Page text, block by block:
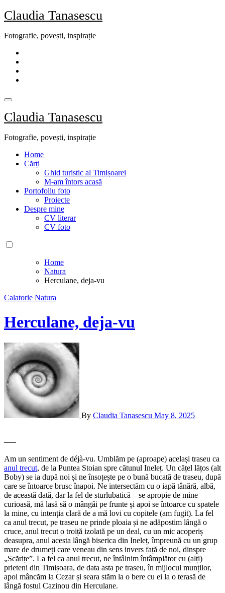
Skip
to
Claudia Tanasescu
Fotografie, povești, inspirație
Claudia Tanasescu
Fotografie, povești, inspirație
Home
Cărți
Ghid turistic al Timișoarei
M-am întors acasă
Portofoliu foto
Proiecte
Despre mine
CV literar
CV foto
Home
Natura
Herculane, deja-vu
Calatorie Natura
Herculane, deja-vu
By Claudia Tanasescu May 8, 2025
—–
Am un sentiment de déjà-vu. Umblăm pe (aproape) același traseu ca
anul trecut, de la Puntea Stoian spre cătunul Ineleț. Un cățel lățos (alt
Boby) se ia după noi și ne însoțește pe o bună bucată de traseu, după
care se întoarce brusc înapoi. Ne intersectăm cu o iapă tânără, albă,
de această dată, dar la fel de sturlubatică – se apropie de mine
curioasă, mă lasă să o mângâi pe frunte și apoi se întoarce cu spatele
la mine, cu intenția clară de a mă lovi cu copitele (am fugit). La fel
ca anul trecut, pe traseu ne prinde ploaia și ne adăpostim lângă o
cruce, anul trecut o troiță izolată pe un deal, cu un mic acoperiș
deasupra, anul acesta lângă biserica din Ineleț, împreună cu un grup
mare de drumeți care veneau din sens invers față de noi, dinspre
„Scărițe”. La fel ca anul trecut, ne întâlnim întâmplător cu (alți)
prieteni din Timișoara, de data asta pe traseu, în mijlocul munților,
apoi mâncăm la Cezar și seara stăm la o bere cu ei la o terasă de
lângă fostul Cazinou din Herculane.